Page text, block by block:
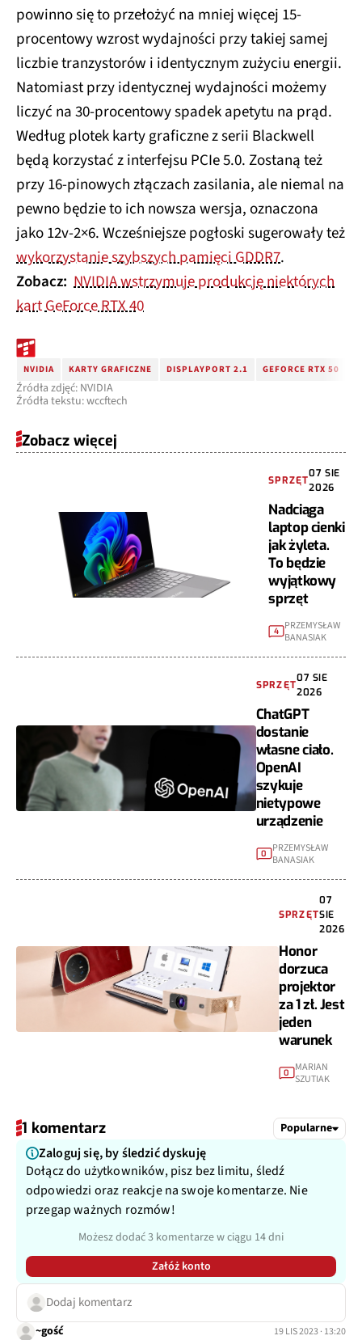
powinno się to przełożyć na mniej więcej 15-
procentowy wzrost wydajności przy takiej samej
liczbie tranzystorów i identycznym zużyciu energii.
Natomiast przy identycznej wydajności możemy
liczyć na 30-procentowy spadek apetytu na prąd.
Według plotek karty graficzne z serii Blackwell
będą korzystać z interfejsu PCIe 5.0. Zostaną też
przy 16-pinowych złączach zasilania, ale niemal na
pewno będzie to ich nowsza wersja, oznaczona
jako 12v-2×6. Wcześniejsze pogłoski sugerowały też
wykorzystanie szybszych pamięci GDDR7.
Zobacz: NVIDIA wstrzymuje produkcję niektórych
kart GeForce RTX 40
NVIDIA KARTY GRAFICZNE DISPLAYPORT 2.1 GEFORCE RTX 50
Źródła zdjęć: NVIDIA
Źródła tekstu: wccftech
Zobacz więcej
SPRZĘT
07 SIE
2026
Nadciąga
laptop cienki
jak żyleta.
To będzie
wyjątkowy
sprzęt
4
PRZEMYSŁAW
BANASIAK
SPRZĘT
07 SIE
2026
ChatGPT
dostanie
własne ciało.
OpenAI
szykuje
nietypowe
urządzenie
0 PRZEMYSŁAW
BANASIAK
SPRZĘT
07
SIE
2026
Honor
dorzuca
projektor
za 1 zł. Jest
jeden
warunek
0
MARIAN
SZUTIAK
1 komentarz Popularne
Zaloguj się, by śledzić dyskuję
Dołącz do użytkowników, pisz bez limitu, śledź
odpowiedzi oraz reakcje na swoje komentarze. Nie
przegap ważnych rozmów!
Możesz dodać 3 komentarze w ciągu 14 dni
Załóż konto
Dodaj komentarz
~gość 19 LIS 2023 · 13:20